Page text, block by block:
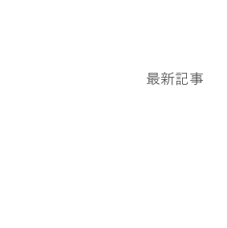
最新記事